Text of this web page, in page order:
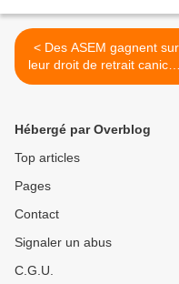
< Des ASEM gagnent sur
leur droit de retrait canicule
!
Hébergé par Overblog
Top articles
Pages
Contact
Signaler un abus
C.G.U.